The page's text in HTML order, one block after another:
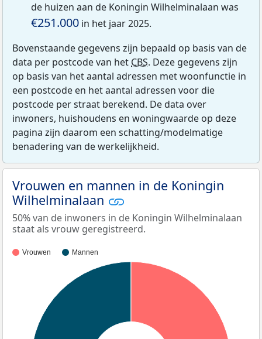
de huizen aan de Koningin Wilhelminalaan was
€251.000 in het jaar 2025.
Bovenstaande gegevens zijn bepaald op basis van de
data per postcode van het CBS. Deze gegevens zijn
op basis van het aantal adressen met woonfunctie in
een postcode en het aantal adressen voor die
postcode per straat berekend. De data over
inwoners, huishoudens en woningwaarde op deze
pagina zijn daarom een schatting/modelmatige
benadering van de werkelijkheid.
Vrouwen en mannen in de Koningin
Wilhelminalaan
50% van de inwoners in de Koningin Wilhelminalaan
staat als vrouw geregistreerd.
Vrouwen Mannen